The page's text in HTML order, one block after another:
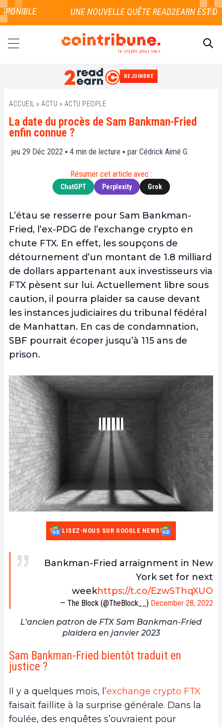
la crypto pour tous
REJOINDRE
ACCUEIL » ACTU » ACTU PEOPLE
La date du procès de Sam Bankman-Fried
enfin connue ?
jeu 29 Déc 2022 ▪ 4 min de lecture ▪ par Cédrick Aimé G.
Résumer cet article avec :
ChatGPT Perplexity Grok
L’étau se resserre pour Sam Bankman-
Fried, l’ex-PDG de l’exchange crypto en
chute FTX. En effet, les soupçons de
détournement d’un montant de 1.8 milliard
de dollars appartenant aux investisseurs via
FTX pèsent sur lui. Actuellement libre sous
caution, il pourra plaider sa cause devant
les instances judiciaires du tribunal fédéral
de Manhattan. En cas de condamnation,
SBF pourrait écoper jusqu’à 115 ans de
prison.
LISEZ-NOUS SUR GOOGLE NEWS
Bankman-Fried arraignment in New
York set for next
weekhttps://t.co/EzwSThqXUO
— The Block (@TheBlock__) December 28, 2022
L’ancien patron de FTX Sam Bankman-Fried
plaidera en janvier 2023
Sam Bankman-Fried bientôt traduit en
justice ?
Il y a quelques mois, l’exchange crypto FTX
faisait faillite à la surprise générale. Dans la
foulée, des enquêtes s’ouvraient pour